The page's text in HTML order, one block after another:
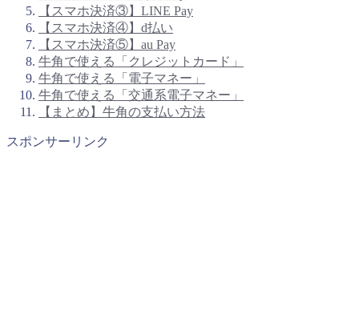
【スマホ決済③】LINE Pay
【スマホ決済④】d払い
【スマホ決済⑤】au Pay
牛角で使える「クレジットカード」
牛角で使える「電子マネー」
牛角で使える「交通系電子マネー」
【まとめ】牛角の支払い方法
スポンサーリンク